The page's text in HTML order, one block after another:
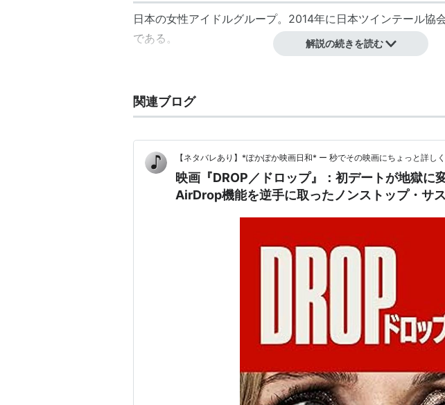
日本の女性アイドルグループ。2014年に日本ツインテール協
である。
解説の続きを読む
関連ブログ
【ネタバレあり】*ぽかぽか映画日和* ー 秒でその映画にちょっと詳し
映画『DROP／ドロップ』：初デートが地獄に
AirDrop機能を逆手に取ったノンストップ・サ